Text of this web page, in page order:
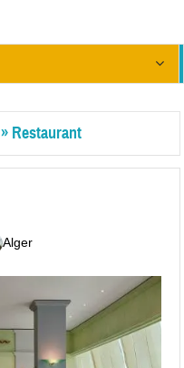
» Restaurant
Alger